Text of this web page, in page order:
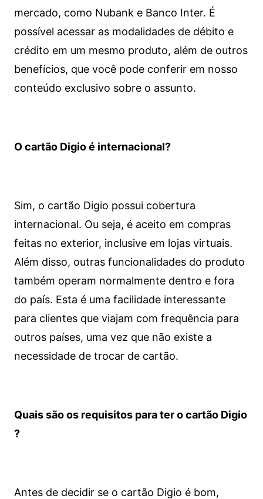
mercado, como Nubank e Banco Inter. É
possível acessar as modalidades de débito e
crédito em um mesmo produto, além de outros
benefícios, que você pode conferir em nosso
conteúdo exclusivo sobre o assunto.
O cartão Digio é internacional?
Sim, o cartão Digio possui cobertura
internacional. Ou seja, é aceito em compras
feitas no exterior, inclusive em lojas virtuais.
Além disso, outras funcionalidades do produto
também operam normalmente dentro e fora
do país. Esta é uma facilidade interessante
para clientes que viajam com frequência para
outros países, uma vez que não existe a
necessidade de trocar de cartão.
Quais são os requisitos para ter o cartão Digio
?
Antes de decidir se o cartão Digio é bom,